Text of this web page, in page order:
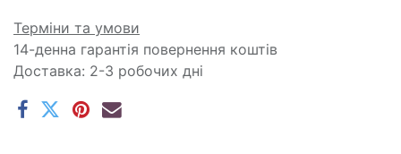
Терміни та умови
14-денна гарантія повернення коштів
Доставка: 2-3 робочих дні